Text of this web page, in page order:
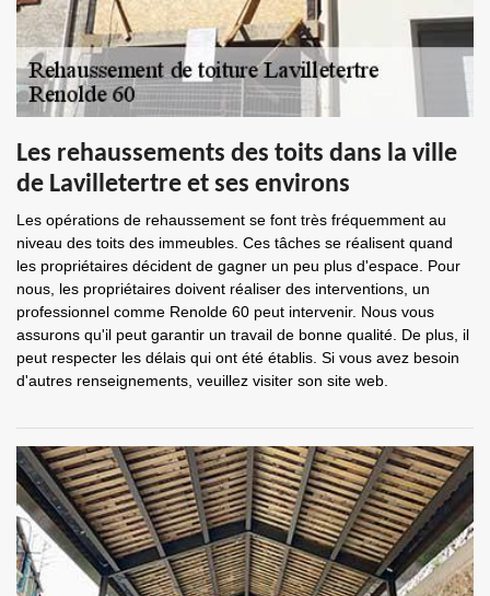
Les rehaussements des toits dans la ville
de Lavilletertre et ses environs
Les opérations de rehaussement se font très fréquemment au
niveau des toits des immeubles. Ces tâches se réalisent quand
les propriétaires décident de gagner un peu plus d'espace. Pour
nous, les propriétaires doivent réaliser des interventions, un
professionnel comme Renolde 60 peut intervenir. Nous vous
assurons qu'il peut garantir un travail de bonne qualité. De plus, il
peut respecter les délais qui ont été établis. Si vous avez besoin
d'autres renseignements, veuillez visiter son site web.